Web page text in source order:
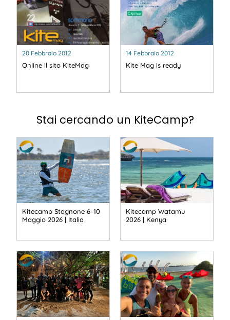
20 Febbraio 2012
Online il sito KiteMag
14 Febbraio 2012
Kite Mag is ready
Stai cercando un KiteCamp?
Kitecamp Stagnone 6–10
Maggio 2026 | Italia
Kitecamp Watamu
2026 | Kenya